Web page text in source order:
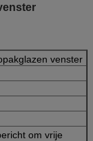
venster
om vrije